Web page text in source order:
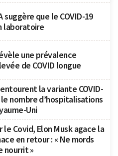
suggère que le COVID-19
laboratoire
une prévalence
de COVID longue
la variante COVID-
le nombre d’hospitalisations
Uni
le Covid, Elon Musk agace la
en retour : « Ne mords
nourrit »